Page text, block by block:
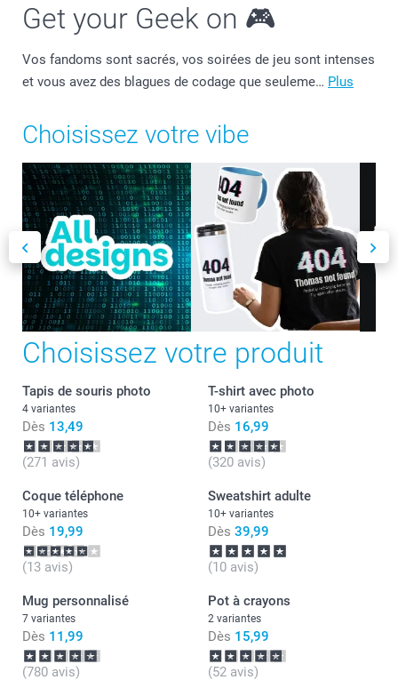
Get your Geek on 🎮
Vos fandoms sont sacrés, vos soirées de jeu sont intenses
et vous avez des blagues de codage que seuleme… Plus
Choisissez votre vibe
Choisissez votre produit
Tapis de souris photo
4 variantes
Dès 13,49
(271 avis)
T-shirt avec photo
10+ variantes
Dès 16,99
(320 avis)
Coque téléphone
10+ variantes
Dès 19,99
(13 avis)
Sweatshirt adulte
10+ variantes
Dès 39,99
(10 avis)
Mug personnalisé
7 variantes
Dès 11,99
(780 avis)
Pot à crayons
2 variantes
Dès 15,99
(52 avis)